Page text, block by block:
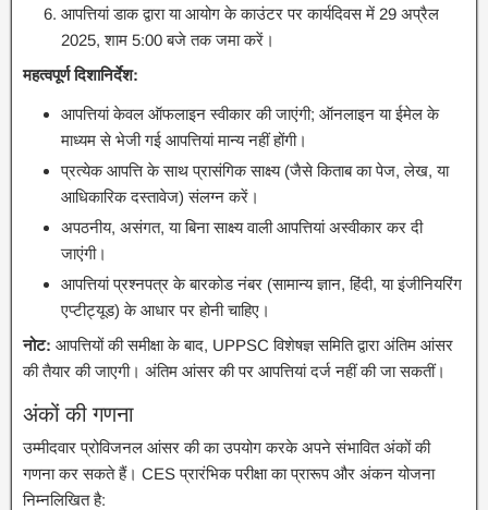
आपत्तियां डाक द्वारा या आयोग के काउंटर पर कार्यदिवस में 29 अप्रैल
2025, शाम 5:00 बजे तक जमा करें।
महत्वपूर्ण दिशानिर्देश:
आपत्तियां केवल ऑफलाइन स्वीकार की जाएंगी; ऑनलाइन या ईमेल के
माध्यम से भेजी गई आपत्तियां मान्य नहीं होंगी।
प्रत्येक आपत्ति के साथ प्रासंगिक साक्ष्य (जैसे किताब का पेज, लेख, या
आधिकारिक दस्तावेज) संलग्न करें।
अपठनीय, असंगत, या बिना साक्ष्य वाली आपत्तियां अस्वीकार कर दी
जाएंगी।
आपत्तियां प्रश्नपत्र के बारकोड नंबर (सामान्य ज्ञान, हिंदी, या इंजीनियरिंग
एप्टीट्यूड) के आधार पर होनी चाहिए।
नोट: आपत्तियों की समीक्षा के बाद, UPPSC विशेषज्ञ समिति द्वारा अंतिम आंसर
की तैयार की जाएगी। अंतिम आंसर की पर आपत्तियां दर्ज नहीं की जा सकतीं।
अंकों की गणना
उम्मीदवार प्रोविजनल आंसर की का उपयोग करके अपने संभावित अंकों की
गणना कर सकते हैं। CES प्रारंभिक परीक्षा का प्रारूप और अंकन योजना
निम्नलिखित है: